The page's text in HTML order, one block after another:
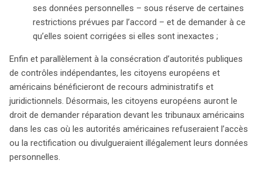
ses données personnelles – sous réserve de certaines
restrictions prévues par l’accord – et de demander à ce
qu’elles soient corrigées si elles sont inexactes ;
Enfin et parallèlement à la consécration d’autorités publiques
de contrôles indépendantes, les citoyens européens et
américains bénéficieront de recours administratifs et
juridictionnels. Désormais, les citoyens européens auront le
droit de demander réparation devant les tribunaux américains
dans les cas où les autorités américaines refuseraient l’accès
ou la rectification ou divulgueraient illégalement leurs données
personnelles.